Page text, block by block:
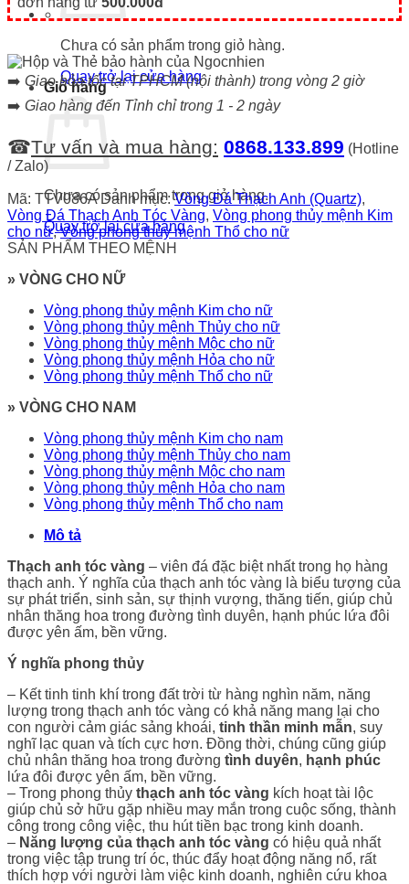
Chưa có sản phẩm trong giỏ hàng.
Quay trở lại cửa hàng
Giỏ hàng
Chưa có sản phẩm trong giỏ hàng.
Quay trở lại cửa hàng
➡️ Giao hỏa tốc tại TPHCM (nội thành) trong vòng 2 giờ
➡️ Giao hàng đến Tỉnh chỉ trong 1 - 2 ngày
☎Tư vấn và mua hàng: 0868.133.899 (Hotline
/ Zalo)
Mã: TTV086A Danh mục:Vòng Đá Thạch Anh (Quartz),
Vòng Đá Thạch Anh Tóc Vàng, Vòng phong thủy mệnh Kim
cho nữ,Vòng phong thủy mệnh Thổ cho nữ
SẢN PHẨM THEO MỆNH
» VÒNG CHO NỮ
Vòng phong thủy mệnh Kim cho nữ
Vòng phong thủy mệnh Thủy cho nữ
Vòng phong thủy mệnh Mộc cho nữ
Vòng phong thủy mệnh Hỏa cho nữ
Vòng phong thủy mệnh Thổ cho nữ
» VÒNG CHO NAM
Vòng phong thủy mệnh Kim cho nam
Vòng phong thủy mệnh Thủy cho nam
Vòng phong thủy mệnh Mộc cho nam
Vòng phong thủy mệnh Hỏa cho nam
Vòng phong thủy mệnh Thổ cho nam
Mô tả
Thạch anh tóc vàng – viên đá đặc biệt nhất trong họ hàng
thạch anh. Ý nghĩa của thạch anh tóc vàng là biểu tượng của
sự phát triển, sinh sản, sự thịnh vượng, thăng tiến, giúp chủ
nhân thăng hoa trong đường tình duyên, hạnh phúc lứa đôi
được yên ấm, bền vững.
Ý nghĩa phong thủy
– Kết tinh tinh khí trong đất trời từ hàng nghìn năm, năng
lượng trong thạch anh tóc vàng có khả năng mang lại cho
con người cảm giác sảng khoái, tinh thần minh mẫn, suy
nghĩ lạc quan và tích cực hơn. Đồng thời, chúng cũng giúp
chủ nhân thăng hoa trong đường tình duyên, hạnh phúc
lứa đôi được yên ấm, bền vững.
– Trong phong thủy thạch anh tóc vàng kích hoạt tài lộc
giúp chủ sở hữu gặp nhiều may mắn trong cuộc sống, thành
công trong công việc, thu hút tiền bạc trong kinh doanh.
– Năng lượng của thạch anh tóc vàng có hiệu quả nhất
trong việc tập trung trí óc, thúc đẩy hoạt động năng nổ, rất
thích hợp với người làm việc kinh doanh, nghiên cứu khoa